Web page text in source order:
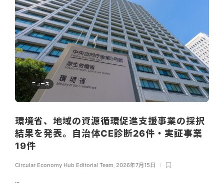
ニュース
環境省、地域の資源循環促進支援事業の採択
結果を発表。自治体CE診断26件・実証事業
19件
Circular Economy Hub Editorial Team 2026年7月15日
...